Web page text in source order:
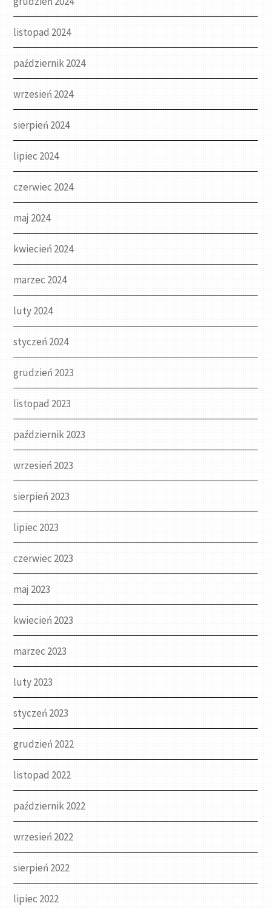
listopad 2024
październik 2024
wrzesień 2024
sierpień 2024
lipiec 2024
czerwiec 2024
maj 2024
kwiecień 2024
marzec 2024
luty 2024
styczeń 2024
grudzień 2023
listopad 2023
październik 2023
wrzesień 2023
sierpień 2023
lipiec 2023
czerwiec 2023
maj 2023
kwiecień 2023
marzec 2023
luty 2023
styczeń 2023
grudzień 2022
listopad 2022
październik 2022
wrzesień 2022
sierpień 2022
lipiec 2022